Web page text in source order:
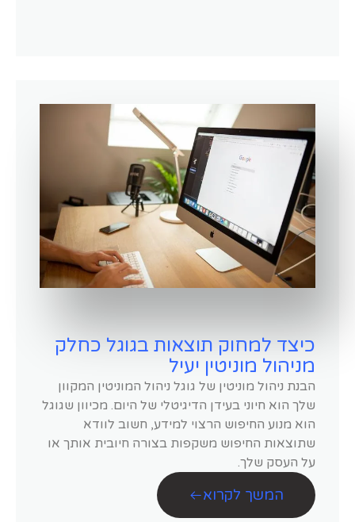
כיצד למחוק תוצאות בגוגל כחלק
מניהול מוניטין יעיל
הבנת ניהול מוניטין של גוגל ניהול המוניטין המקוון
שלך הוא חיוני בעידן הדיגיטלי של היום. מכיוון שגוגל
הוא מנוע החיפוש הרצוי למידע, חשוב לוודא
שתוצאות החיפוש משקפות בצורה חיובית אותך או
על העסק שלך.
המשך לקרוא